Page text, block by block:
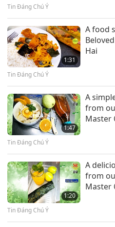
Hải Vô Thượng Sư, và
lời nhắc nhở ân cần của
khỏe quý báu của chúng
Tin Đáng Chú Ý
1:31
A food
Hai
Tin Đáng Chú Ý
1:47
A
from
Master
Tin Đáng Chú Ý
1:20
A
from
Master
Tin Đáng Chú Ý